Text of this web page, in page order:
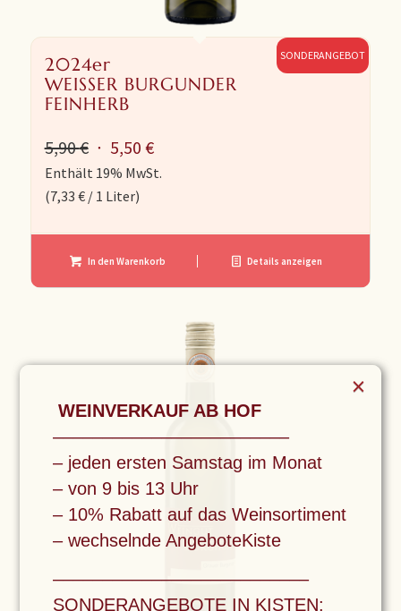
2024er
WEISSER BURGUNDER
FEINHERB
5,90€ Ursprünglicher
Preis
war:
5,50 €Aktueller
Preis
Enthält 19% MwSt.
(7,33 €/ 1 Liter)
SONDERANGEBOT
In den Warenkorb Details anzeigen
WEINVERKAUF AB HOF
––––––––––––––––––––––––
– jeden ersten Samstag im Monat
– von 9 bis 13 Uhr
– 10% Rabatt auf das Weinsortiment
– wechselnde AngeboteKiste
––––––––––––––––––––––––––
SONDERANGEBOTE IN KISTEN:
×